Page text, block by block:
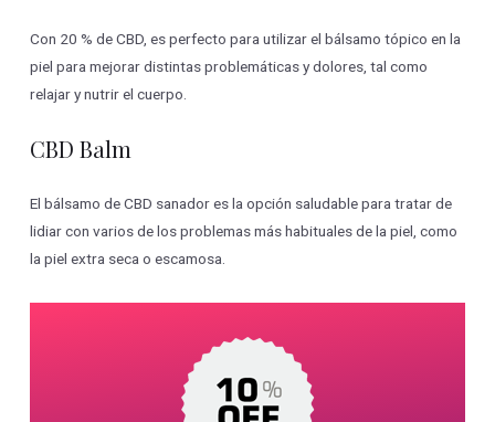
Con 20 % de CBD, es perfecto para utilizar el bálsamo tópico en la
piel para mejorar distintas problemáticas y dolores, tal como
relajar y nutrir el cuerpo.
CBD Balm
El bálsamo de CBD sanador es la opción saludable para tratar de
lidiar con varios de los problemas más habituales de la piel, como
la piel extra seca o escamosa.